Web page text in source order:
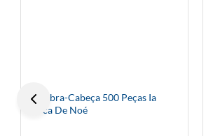
Quebra-Cabeça 500 Peças Ia
Arca De Noé